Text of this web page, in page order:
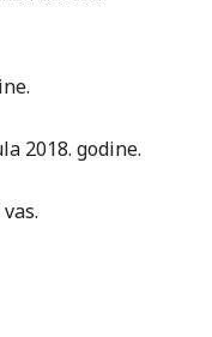
2018. godine.